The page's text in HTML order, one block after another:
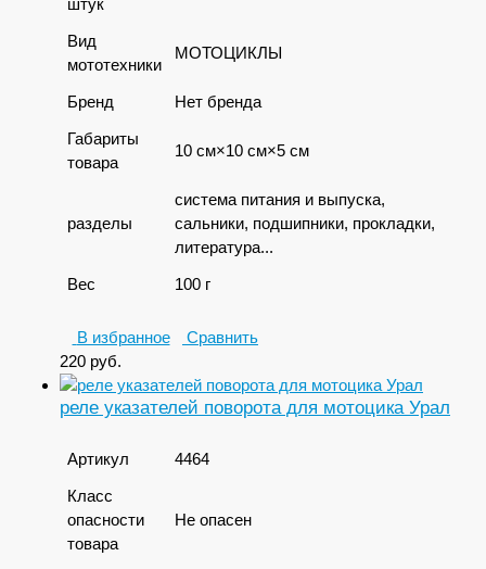
Вид
мототехники
МОТОЦИКЛЫ
Бренд
Нет бренда
Габариты
товара
10 см×10 см×5 см
разделы
система питания и выпуска,
сальники, подшипники, прокладки,
литература...
Вес
100 г
В избранное
Сравнить
220 руб.
реле указателей поворота для мотоцика Урал
Артикул
4464
Класс
опасности
товара
Не опасен